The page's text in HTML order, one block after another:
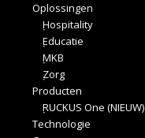
Oplossingen
Hospitality
Educatie
MKB
Zorg
Producten
RUCKUS One (NIEUW)
Technologie